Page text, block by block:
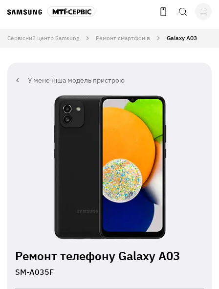
Сервісний центр Samsung Ремонт смартфонів Galaxy A03
У мене інша модель пристрою
Ремонт телефону Galaxy A03
SM-A035F